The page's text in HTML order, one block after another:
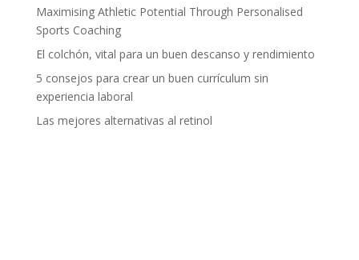
Maximising Athletic Potential Through Personalised
Sports Coaching
El colchón, vital para un buen descanso y rendimiento
5 consejos para crear un buen currículum sin
experiencia laboral
Las mejores alternativas al retinol